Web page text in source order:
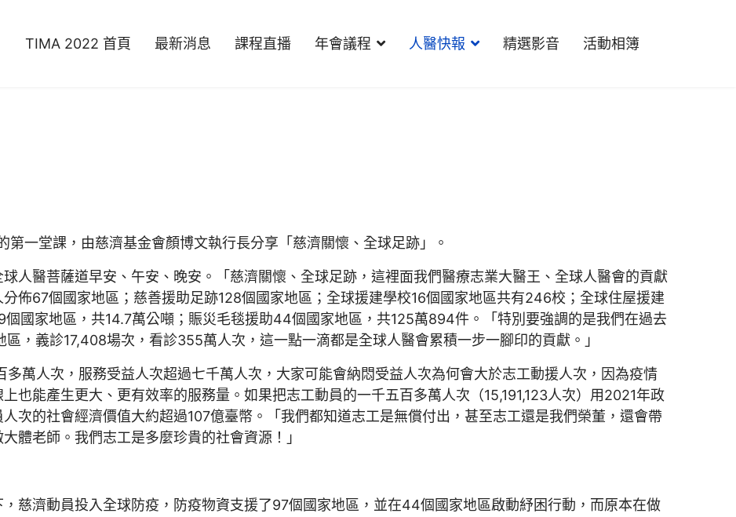
TIMA 2022 首頁 最新消息 課程直播 年會議程 人醫快報 精選影音 活動相簿
一堂課，由慈濟基金會顏博文執行長分享「慈濟關懷、全球足跡」。
人醫菩薩道早安、午安、晚安。「慈濟關懷、全球足跡，這裡面我們醫療志業大醫王、全球人醫會的貢獻
佈67個國家地區；慈善援助足跡128個國家地區；全球援建學校16個國家地區共有246校；全球住屋援建
個國家地區，共14.7萬公噸；賑災毛毯援助44個國家地區，共125萬894件。「特別要強調的是我們在過去
，義診17,408場次，看診355萬人次，這一點一滴都是全球人醫會累積一步一腳印的貢獻。」
萬人次，服務受益人次超過七千萬人次，大家可能會納悶受益人次為何會大於志工動援人次，因為疫情
也能產生更大、更有效率的服務量。如果把志工動員的一千五百多萬人次（15,191,123人次）用2021年政
次的社會經濟價值大約超過107億臺幣。「我們都知道志工是無償付出，甚至志工還是我們榮董，還會帶
體老師。我們志工是多麼珍貴的社會資源！」
慈濟動員投入全球防疫，防疫物資支援了97個國家地區，並在44個國家地區啟動紓困行動，而原本在做